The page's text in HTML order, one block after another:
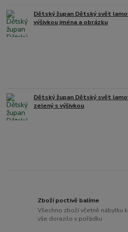
Dětský župan Dětský svět
výšivkou jména a obrázku
Dětský župan Dětský svět
zelený s výšivkou
Zboží poctivě balíme
Všechno zboží včetně nábytku
vše dorazilo v pořádku